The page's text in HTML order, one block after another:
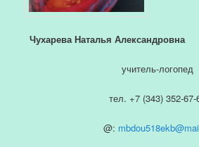
Чухарева Наталья Александровна
учитель-логопед
тел. +7 (343) 352-67-
@: